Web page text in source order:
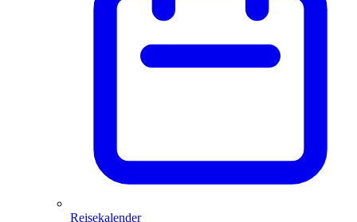
Reisekalender